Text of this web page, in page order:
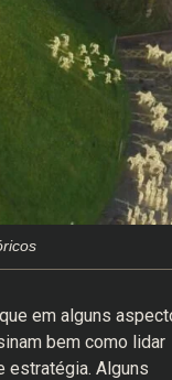
em alguns
bem como lidar
estratégia. Alguns